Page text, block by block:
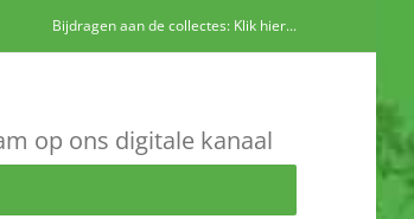
Bijdragen aan de collectes: Klik hier...
op ons digitale kanaal